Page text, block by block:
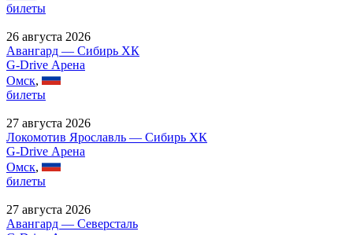
билеты
26 августа 2026
Авангард — Сибирь ХК
G-Drive Арена
Омск,
билеты
27 августа 2026
Локомотив Ярославль — Сибирь ХК
G-Drive Арена
Омск,
билеты
27 августа 2026
Авангард — Северсталь